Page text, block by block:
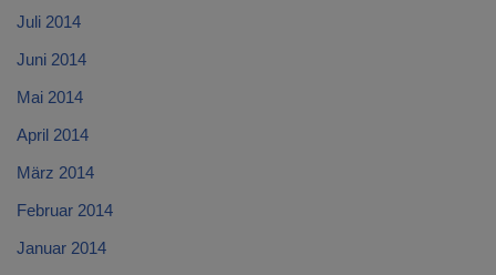
Juli 2014
Juni 2014
Mai 2014
April 2014
März 2014
Februar 2014
Januar 2014